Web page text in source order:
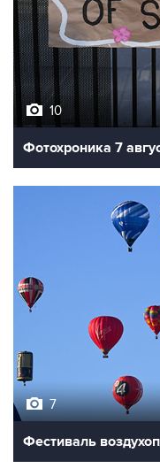
10
Фотохроника 7
7
Фестиваль